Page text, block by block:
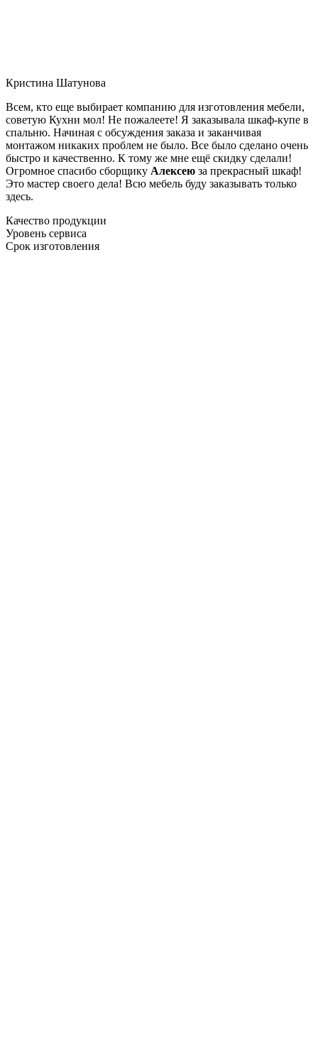
Кристина Шатунова
Всем, кто еще выбирает компанию для изготовления мебели,
советую Кухни мол! Не пожалеете! Я заказывала шкаф-купе в
спальню. Начиная с обсуждения заказа и заканчивая
монтажом никаких проблем не было. Все было сделано очень
быстро и качественно. К тому же мне ещё скидку сделали!
Огромное спасибо сборщику Алексею за прекрасный шкаф!
Это мастер своего дела! Всю мебель буду заказывать только
здесь.
Качество продукции
Уровень сервиса
Срок изготовления